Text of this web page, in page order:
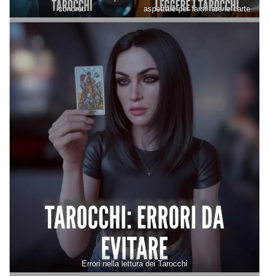
concreti
aspettare per farsi fare le carte
Errori nella lettura dei Tarocchi